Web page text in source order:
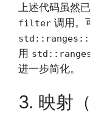
上述代码虽然
filter 调用。
用
进一步简化。
3. 映射